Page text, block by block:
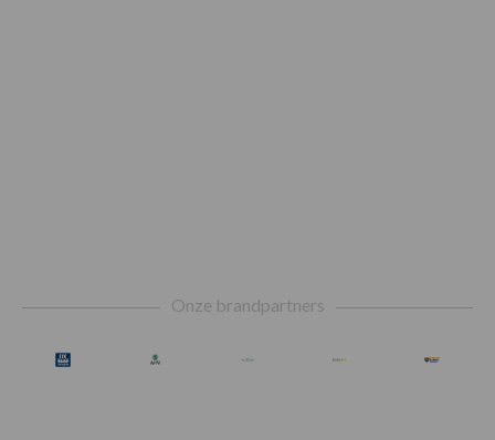
Onze brandpartners